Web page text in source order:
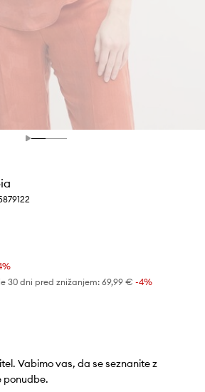
30 dni pred znižanjem: 69,99 € -4%
Vabimo vas, da se seznanite z
ponudbe.